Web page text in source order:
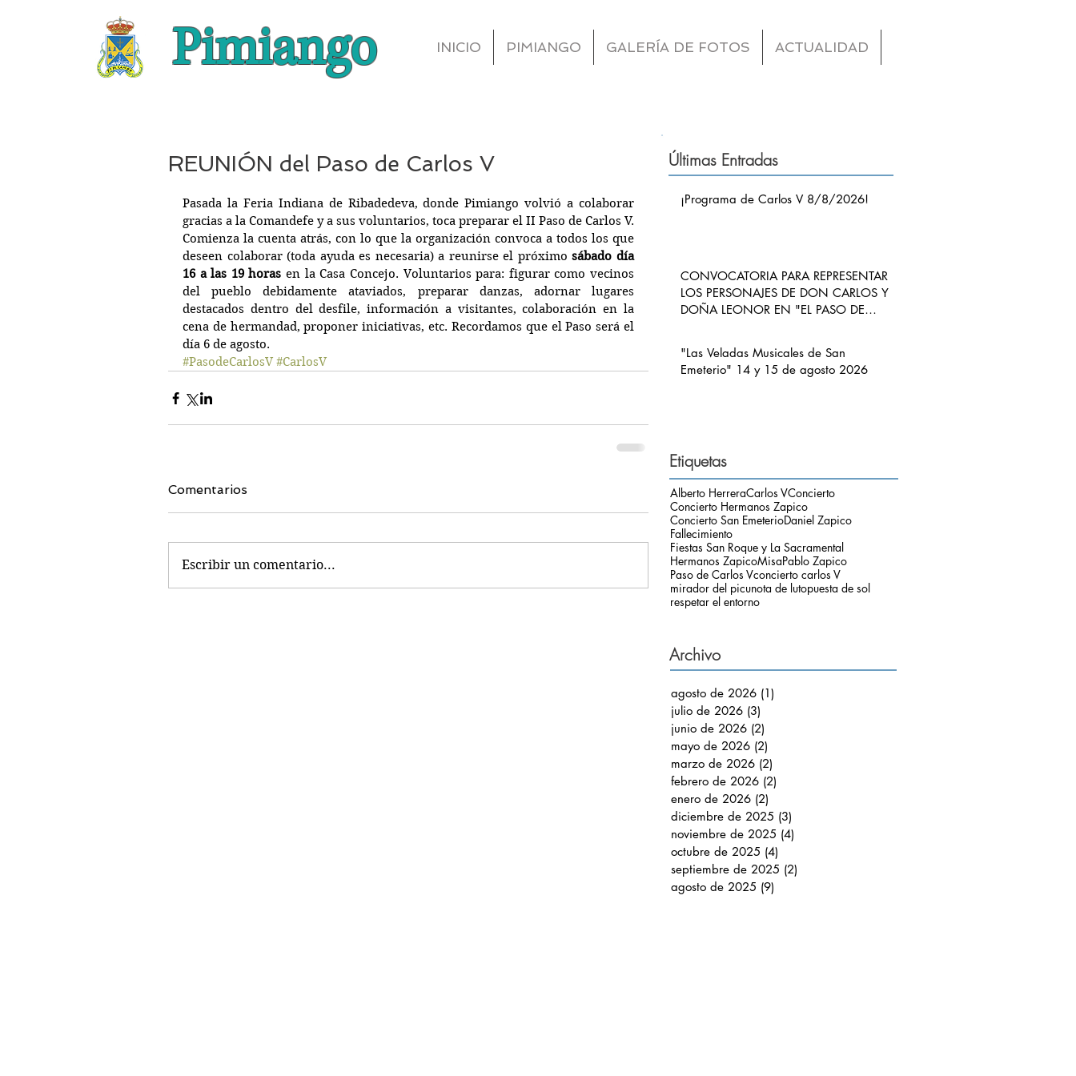
Pimiango INICIO PIMIANGO GALERÍA DE FOTOS ACTUALIDAD
REUNIÓN del Paso de Carlos V
Pasada la Feria Indiana de Ribadedeva, donde Pimiango volvió a colaborar
gracias a la Comandefe y a sus voluntarios, toca preparar el II Paso de Carlos V.
Comienza la cuenta atrás, con lo que la organización convoca a todos los que
deseen colaborar (toda ayuda es necesaria) a reunirse el próximo sábado día
16 a las 19 horas en la Casa Concejo. Voluntarios para: figurar como vecinos
del pueblo debidamente ataviados, preparar danzas, adornar lugares
destacados dentro del desfile, información a visitantes, colaboración en la
cena de hermandad, proponer iniciativas, etc. Recordamos que el Paso será el
día 6 de agosto.
#PasodeCarlosV #CarlosV
Comentarios
Escribir un comentario...
¡Programa de Carlos V 8/8/2026!
CONVOCATORIA PARA REPRESENTAR
LOS PERSONAJES DE DON CARLOS Y
DOÑA LEONOR EN "EL PASO DE
"Las Veladas Musicales de San
Emeterio" 14 y 15 de agosto 2026
Etiquetas
Alberto HerreraCarlos VConcierto
Concierto Hermanos Zapico
Concierto San EmeterioDaniel Zapico
Fallecimiento
Fiestas San Roque y La Sacramental
Hermanos ZapicoMisaPablo Zapico
Paso de Carlos Vconcierto carlos V
mirador del picunota de lutopuesta de sol
respetar el entorno
Archivo
agosto de 2026 (1)
julio de 2026 (3)
junio de 2026 (2)
mayo de 2026 (2)
marzo de 2026 (2)
febrero de 2026 (2)
enero de 2026 (2)
diciembre de 2025 (3)
noviembre de 2025 (4)
octubre de 2025 (4)
septiembre de 2025 (2)
agosto de 2025 (9)
Últimas Entradas